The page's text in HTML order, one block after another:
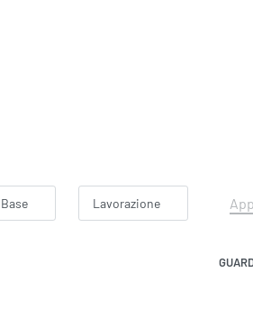
Lavorazione